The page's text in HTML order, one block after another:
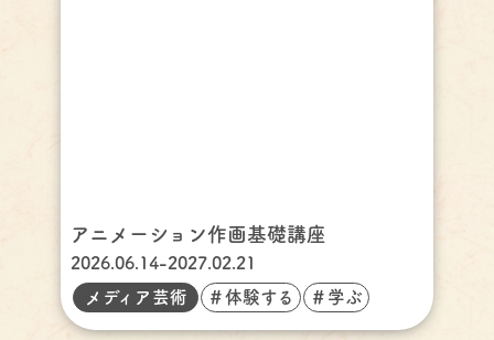
アニメーション作画基礎講座
2026.06.14-2027.02.21
メディア芸術
＃体験する ＃学ぶ